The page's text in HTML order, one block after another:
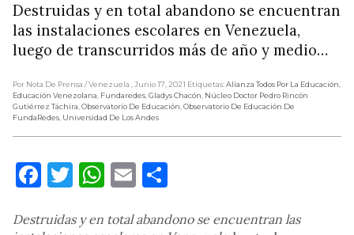
Destruidas y en total abandono se encuentran
las instalaciones escolares en Venezuela,
luego de transcurridos más de año y medio…
Por Nota De Prensa / Venezuela , Junio 17, 2021 Etiquetas:Alianza Todos Por La Educación,
Educación Venezolana, Fundaredes,Gladys Chacón, Núcleo Doctor Pedro Rincón
Gutiérrez Táchira,Observatorio De Educación,Observatorio De Educación De
FundaRedes, Universidad De Los Andes
Facebook
Twitter
WhatsApp
Email
Destruidas y en total abandono se encuentran las